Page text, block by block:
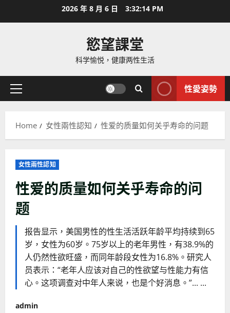
2026 年 8 月 6 日 3:32:16 PM
慾望課堂
科学愉悦，健康两性生活
Primary
性愛姿勢
Home 女性兩性認知 性爱的质量如何关乎寿命的问题
女性兩性認知
性爱的质量如何关乎寿命的问
题
报告显示，美国男性的性生活活跃年龄平均持续到65
岁，女性为60岁。75岁以上的老年男性，有38.9%的
人仍然性欲旺盛，而同年龄段女性为16.8%。研究人
员表示：“老年人应该对自己的性欲望与性能力有信
心。这项调查对中年人来说，也是个好消息。”... ...
admin